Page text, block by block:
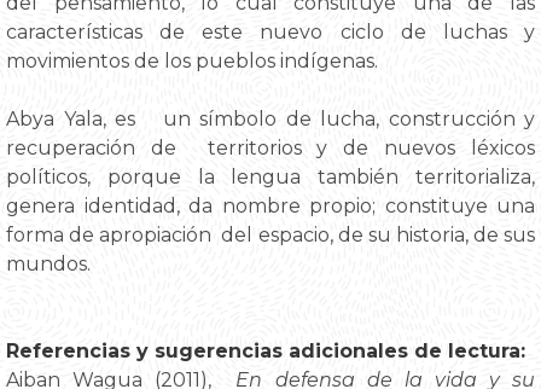
características de este nuevo ciclo de luchas y
movimientos de los pueblos indígenas.
Abya Yala, es un símbolo de lucha, construcción y
recuperación de territorios y de nuevos léxicos
políticos, porque la lengua también territorializa,
genera identidad, da nombre propio; constituye una
forma de apropiación del espacio, de su historia, de sus
mundos.
Referencias y sugerencias adicionales de lectura:
Aiban Wagua (2011), En defensa de la vida y su